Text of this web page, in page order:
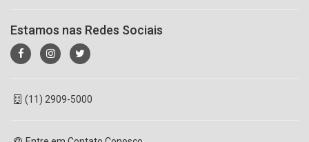
Estamos nas Redes Sociais
(11) 2909-5000